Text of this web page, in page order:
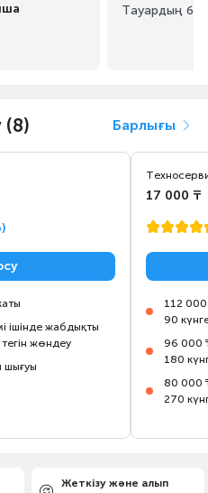
Тауардың
(8) Барлығы
ішінде жабдықты
жөндеу
шығуы
17 000 ₸
112 000
90
96 000
180
80 000
270
Жеткізу және алып